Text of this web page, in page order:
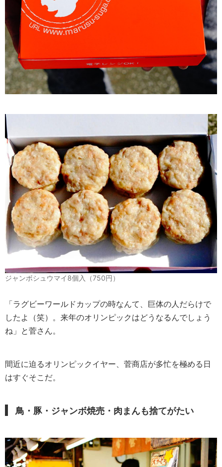
ジャンボシュウマイ8個入（750円）
「ラグビーワールドカップの時なんて、巨体の人だらけで
したよ（笑）。来年のオリンピックはどうなるんでしょう
ね」と菅さん。
間近に迫るオリンピックイヤー、菅商店が多忙を極める日
はすぐそこだ。
鳥・豚・ジャンボ焼売・肉まんも捨てがたい